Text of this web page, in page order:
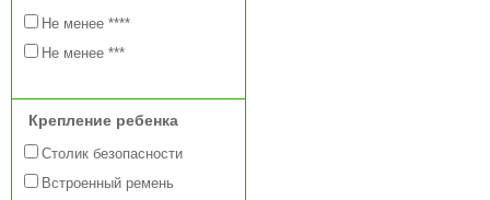
Не менее ****
Не менее ***
Крепление ребенка
Столик безопасности
Встроенный ремень